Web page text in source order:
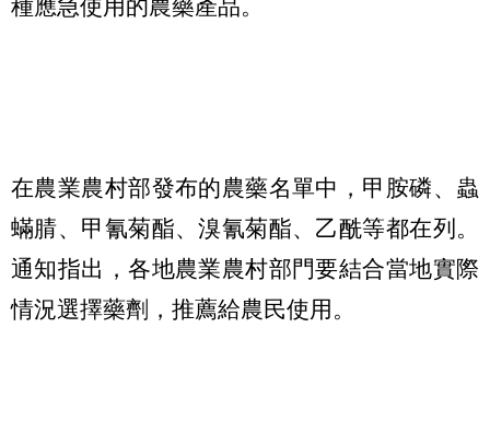
種應急使用的農藥產品。
在農業農村部發布的農藥名單中，甲胺磷、蟲
蟎腈、甲氰菊酯、溴氰菊酯、乙酰等都在列。
通知指出，各地農業農村部門要結合當地實際
情況選擇藥劑，推薦給農民使用。